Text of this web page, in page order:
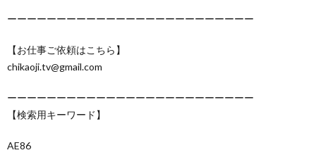
ーーーーーーーーーーーーーーーーーーーーーーーーー
【お仕事ご依頼はこちら】
chikaoji.tv@gmail.com
ーーーーーーーーーーーーーーーーーーーーーーーーー
【検索用キーワード】
AE86